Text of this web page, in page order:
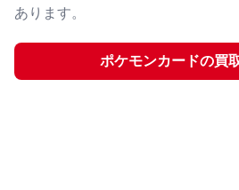
あります。
ポケモンカードの買